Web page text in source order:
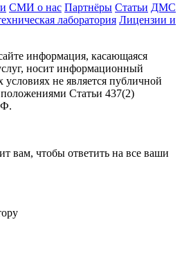
СМИ о нас Партнёры Статьи ДМС
лаборатория Лицензии и
информация, касающаяся
носит информационный
условиях не является публичной
Статьи 437(2)
вам, чтобы ответить на все ваши